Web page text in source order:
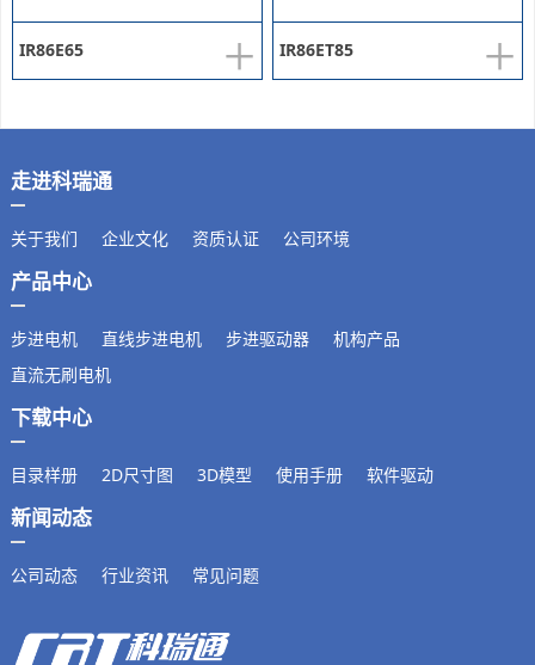
+
IR86E65 +
IR86ET85
走进科瑞通
关于我们 企业文化 资质认证 公司环境
产品中心
步进电机 直线步进电机 步进驱动器
机构产品
直流无刷电机
下载中心
目录样册 2D尺寸图 3D模型 使用手册 软件驱动
新闻动态
公司动态 行业资讯 常见问题